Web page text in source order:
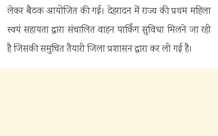
लेकर बैठक आयोजित की गई। देहरादन में राज्य की प्रथम महिला
स्वयं सहायता द्वारा संचालित वाहन पार्किंग सुविधा मिलने जा रही
है जिसकी समुचित तैयारी जिला प्रशासन द्वारा कर ली गई है।